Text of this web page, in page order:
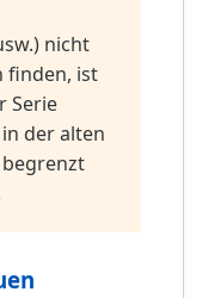
nicht
finden, ist
Serie
der alten